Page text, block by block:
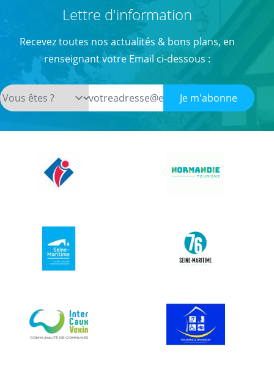
Lettre d'information
Recevez toutes nos actualités & bons plans, en
renseignant votre Email ci-dessous :
Je m'abonne